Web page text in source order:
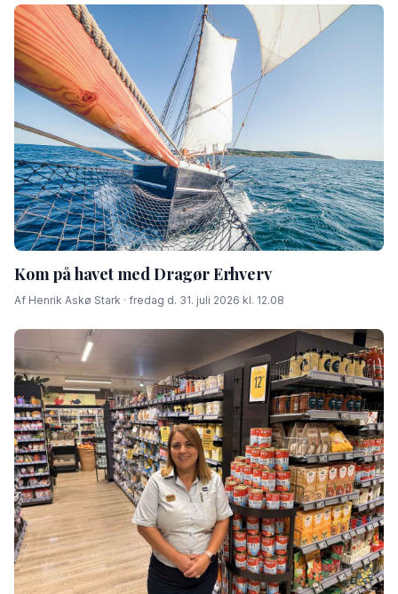
Kom på havet med Dragør Erhverv
Af Henrik Askø Stark · fredag d. 31. juli 2026 kl. 12.08